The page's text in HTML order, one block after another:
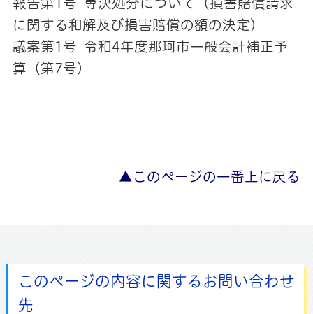
報告第1号 専決処分について（損害賠償請求
に関する和解及び損害賠償の額の決定）
議案第1号 令和4年度那珂市一般会計補正予
算（第7号）
▲このページの一番上に戻る
このページの内容に関するお問い合わせ
先